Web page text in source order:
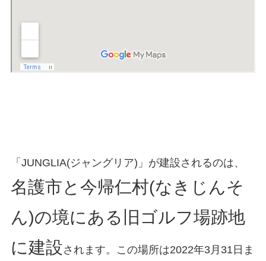
「JUNGLIA(ジャングリア)」が建設されるのは、
名護市と今帰仁村(なきじんそ
ん)の境にある旧ゴルフ場跡地
に建設されます。この場所は2022年3月31日ま